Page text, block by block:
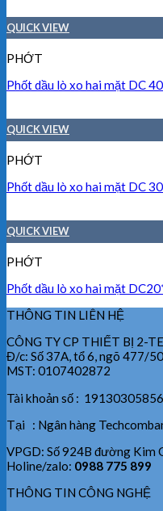
QUICK VIEW
PHỚT
Phốt dầu lò xo hai mặt DC
QUICK VIEW
PHỚT
Phốt dầu lò xo hai mặt DC
QUICK VIEW
PHỚT
Phốt dầu lò xo hai mặt
THÔNG TIN LIÊN HỆ
CÔNG TY CP THIẾT BỊ 2-
Đ/c: Số 37A, tổ 6, ngõ 477/
MST: 0107402872
Tài khoản số :
Tại : Ngân hàng
VPGD: Số 924B đường Kim
Holine/zalo: 0988 775 899
THÔNG TIN CÔNG NGHỆ